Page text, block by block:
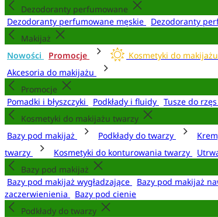
Dezodoranty perfumowane
Dezodoranty perfumowane męskie
Dezodoranty
Makijaż
Nowości
Promocje Kosmetyki do makijażu
Akcesoria do makijażu
Promocje
Pomadki i błyszczyki
Podkłady i fluidy Tusze do
Kosmetyki do makijażu twarzy
Bazy pod makijaż
Podkłady do twarzy
twarzy
Kosmetyki do konturowania twarzy
Bazy pod makijaż
Bazy pod makijaż wygładzające
Bazy pod makijaż
zaczerwienienia
Bazy pod cienie
Podkłady do twarzy